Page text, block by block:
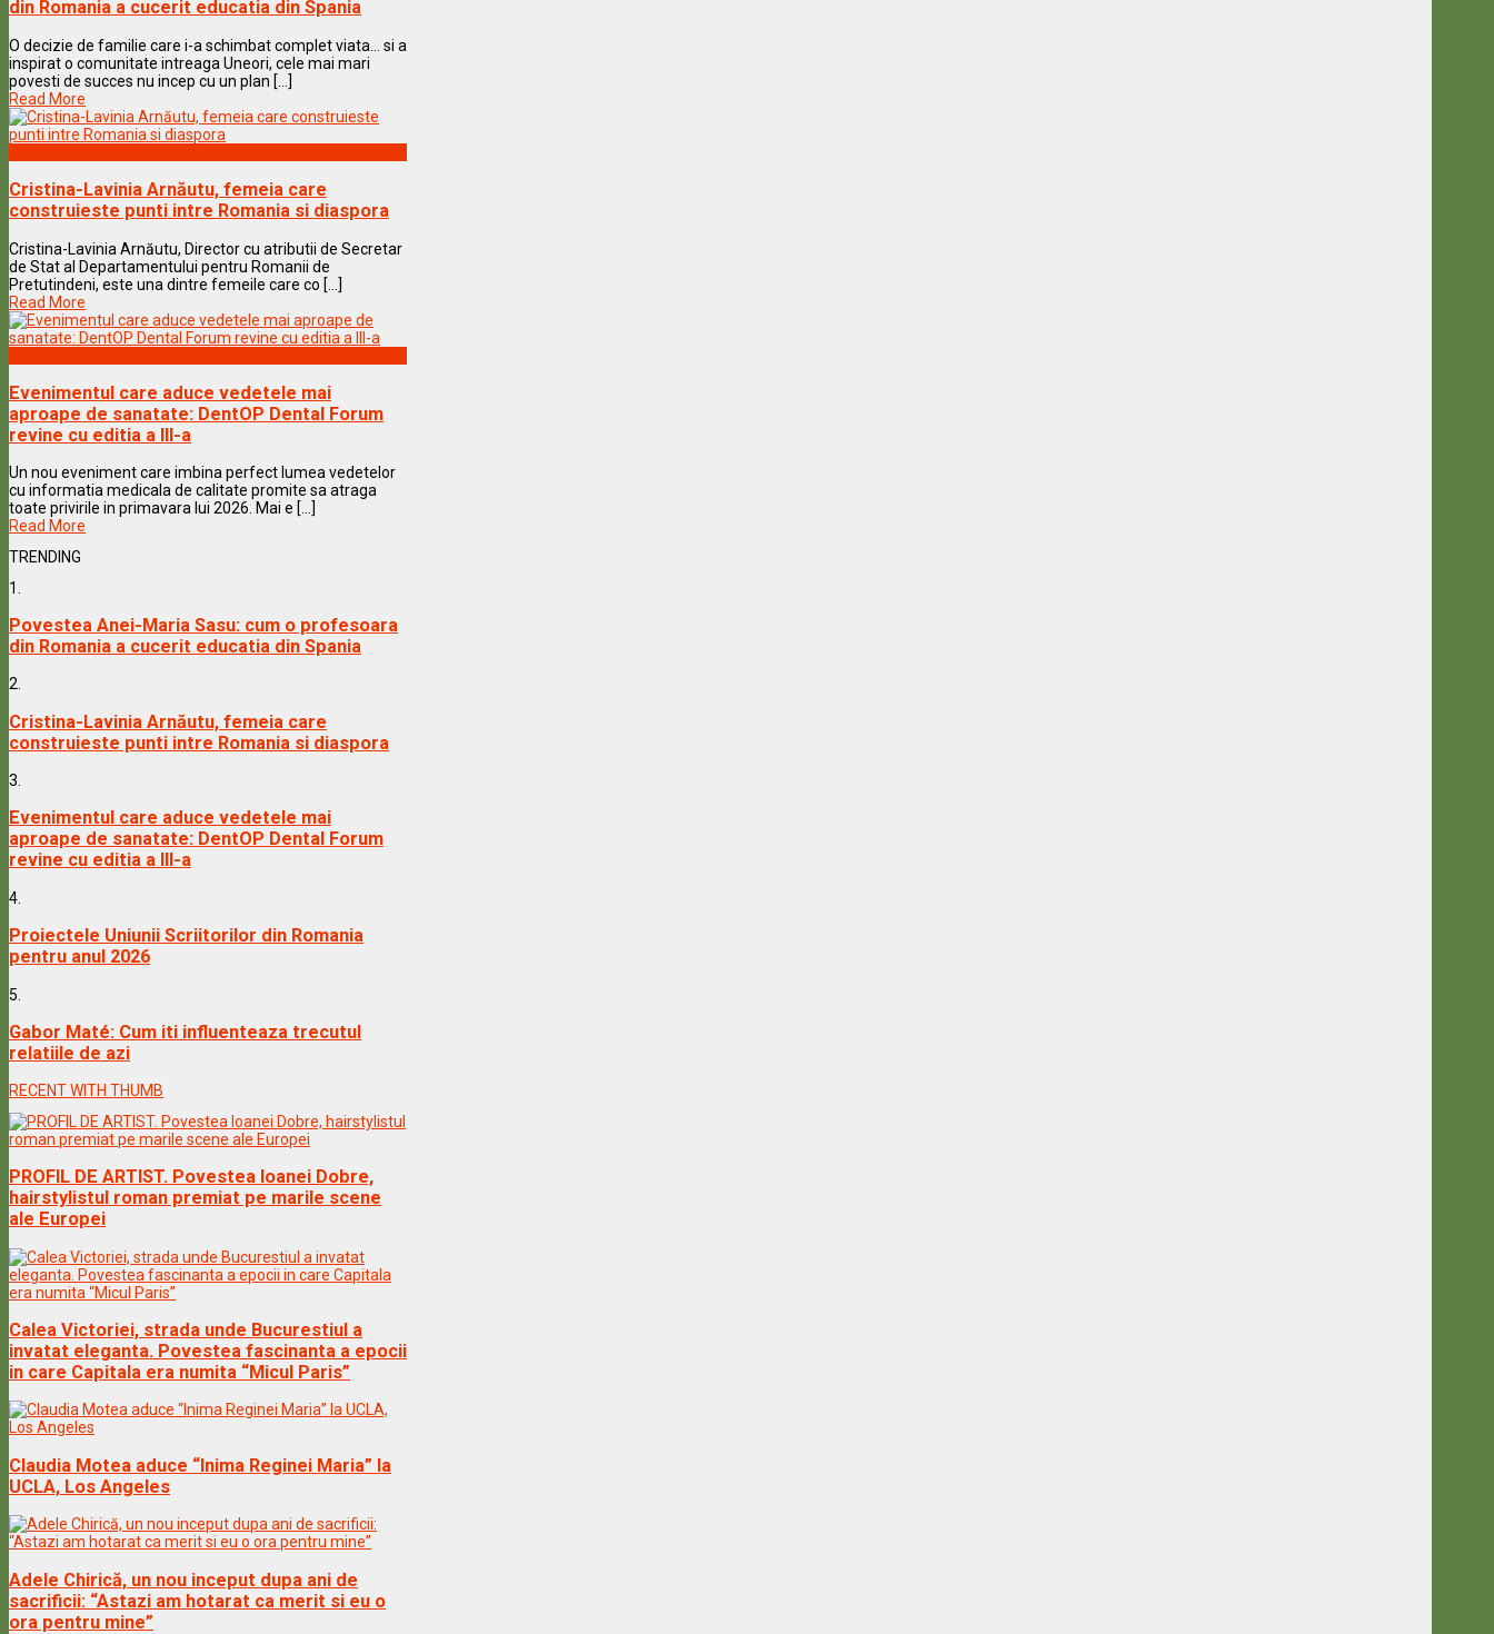
din Romania a cucerit educatia din Spania
O decizie de familie care i-a schimbat complet viata… si a
inspirat o comunitate intreaga Uneori, cele mai mari
povesti de succes nu incep cu un plan [...]
Read More
Cristina-Lavinia Arnăutu, femeia care
construieste punti intre Romania si diaspora
Cristina-Lavinia Arnăutu, Director cu atributii de Secretar
de Stat al Departamentului pentru Romanii de
Pretutindeni, este una dintre femeile care co [...]
Read More
Evenimentul care aduce vedetele mai
aproape de sanatate: DentOP Dental Forum
revine cu editia a III-a
Un nou eveniment care imbina perfect lumea vedetelor
cu informatia medicala de calitate promite sa atraga
toate privirile in primavara lui 2026. Mai e [...]
Read More
TRENDING
1.
Povestea Anei-Maria Sasu: cum o profesoara
din Romania a cucerit educatia din Spania
2.
Cristina-Lavinia Arnăutu, femeia care
construieste punti intre Romania si diaspora
3.
Evenimentul care aduce vedetele mai
aproape de sanatate: DentOP Dental Forum
revine cu editia a III-a
4.
Proiectele Uniunii Scriitorilor din Romania
pentru anul 2026
5.
Gabor Maté: Cum iti influenteaza trecutul
relatiile de azi
RECENT WITH THUMB
PROFIL DE ARTIST. Povestea Ioanei Dobre,
hairstylistul roman premiat pe marile scene
ale Europei
Calea Victoriei, strada unde Bucurestiul a
invatat eleganta. Povestea fascinanta a epocii
in care Capitala era numita “Micul Paris”
Claudia Motea aduce “Inima Reginei Maria” la
UCLA, Los Angeles
Adele Chirică, un nou inceput dupa ani de
sacrificii: “Astazi am hotarat ca merit si eu o
ora pentru mine”